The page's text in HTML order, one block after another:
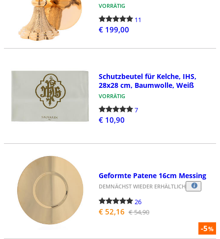
VORRÄTIG
11
€ 199,00
Schutzbeutel für Kelche, IHS,
28x28 cm, Baumwolle, Weiß
VORRÄTIG
7
€ 10,90
-5%
Geformte Patene 16cm Messing
DEMNÄCHST WIEDER ERHÄLTLICH
26
€ 52,16 € 54,90